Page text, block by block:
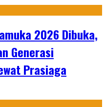
2026 Dibuka,
Generasi
Prasiaga